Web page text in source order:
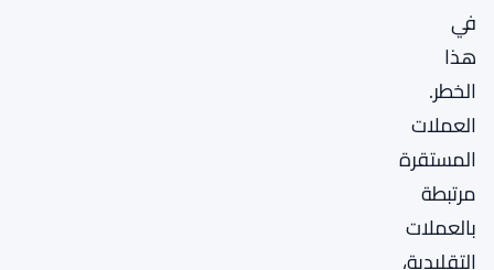
في
هذا
الخطر.
العملات
المستقرة
مرتبطة
بالعملات
التقليدية،